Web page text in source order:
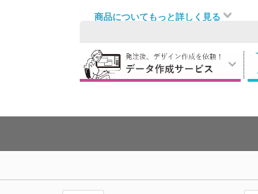
商品についてもっと詳しく見る